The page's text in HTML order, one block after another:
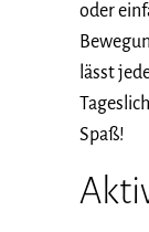
oder
lässt
Spaß!